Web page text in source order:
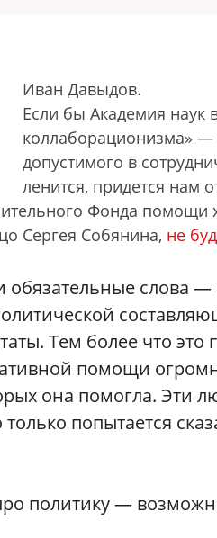
Иван Давыдов.
Если бы Академия наук
коллаборационизма»
допустимого в
ленится, придется нам
Фонда помощи
Сергея Собянина, не
обязательные слова
Тем более что это
помощи
она помогла. Эти
попытается
политику —